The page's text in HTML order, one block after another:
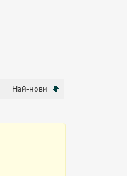
Най-нови